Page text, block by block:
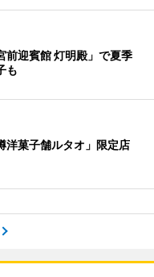
前迎賓館 灯明殿」で夏季
も
洋菓子舗ルタオ」限定店